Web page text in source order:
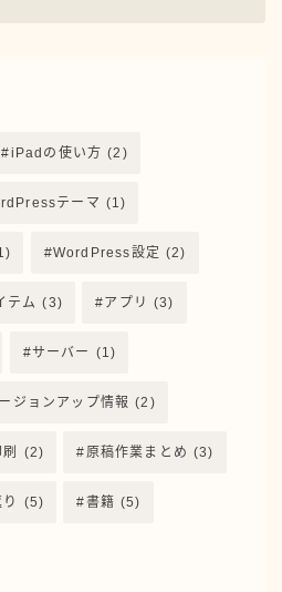
中
いします↓
iPadの使い方 (2)
テーマ (1)
WordPress設定 (2)
テム (3) アプリ (3)
サーバー (1)
ジョンアップ情報 (2)
(2) 原稿作業まとめ (3)
(5) 書籍 (5)